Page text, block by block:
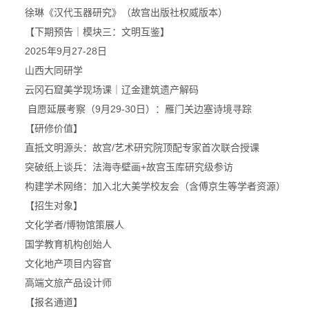
徐琳《汉代玉器研究》（故宫出版社权威版本）
【下期预告｜模块三：文明互鉴】
2025年9月27-28日
山西大同研学
云冈石窟美学现场课｜辽金建筑遗产解码
自愿延展考察（9月29-30日）：雁门关边塞诗境寻踪
【研修价值】
直抵文明源头：故宫/艺术研究院顶配专家首次联合授课
突破纸上谈兵：法海寺壁画+故宫玉库研究级参访
构建学术网络：加入北大美学校友会（含傅京生等学者资源）
【招生对象】
文化学者/博物馆策展人
国学教育机构创始人
文化地产项目内容官
高端文旅产品设计师
【报名通道】